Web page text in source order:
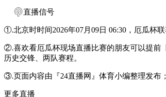
直播信号
①.北京时时间2026年07月09日 06:30，厄瓜杯
②.喜欢看厄瓜杯现场直播比赛的朋友可以提前
历史交锋、两队赛程。
③.页面内容由『24直播网』体育小编整理发布
更多直播